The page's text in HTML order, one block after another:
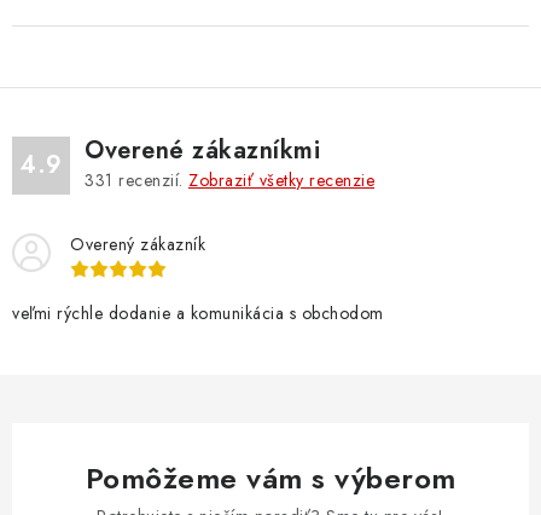
4.9 Overené zákazníkmi
331 recenzií. Zobraziť všetky recenzie
Overený zákazník
veľmi rýchle dodanie a komunikácia s obchodom
Pomôžeme vám s výberom